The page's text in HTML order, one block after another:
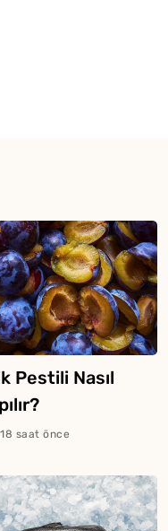
Pestili Nasıl
18 saat önce